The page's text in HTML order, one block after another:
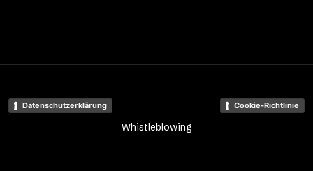
Datenschutzerklärung Cookie-Richtlinie
Whistleblowing